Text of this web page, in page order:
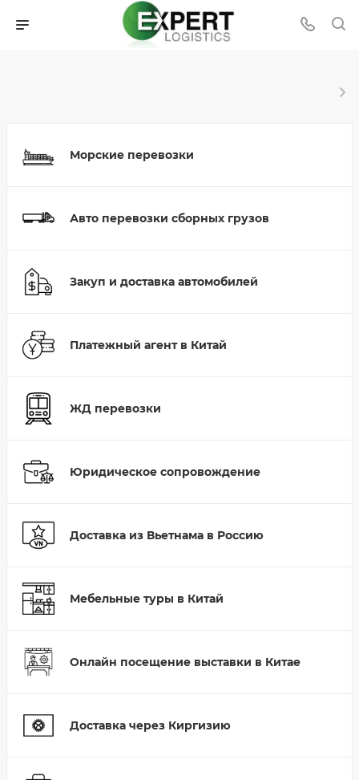
Морские перевозки
Авто перевозки сборных грузов
Закуп и доставка автомобилей
Платежный агент в Китай
ЖД перевозки
Юридическое сопровождение
Доставка из Вьетнама в Россию
Мебельные туры в Китай
Онлайн посещение выставки в Китае
Доставка через Киргизию